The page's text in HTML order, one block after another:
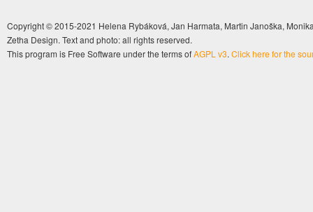
Copyright © 2015-2021 Helena Rybáková, Jan Harmata, Martin Janoška,
Zetha Design. Text and photo: all rights reserved.
This program is Free Software under the terms ofAGPL v3. Click here for the